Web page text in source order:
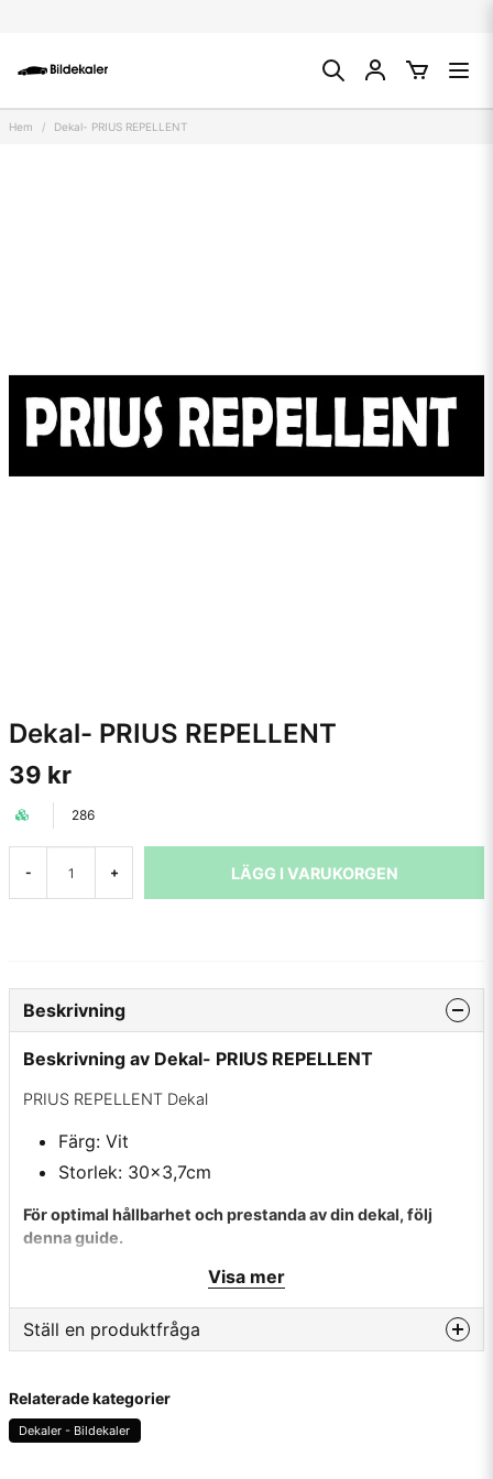
Hem Dekal- PRIUS REPELLENT
Dekal- PRIUS REPELLENT
39 kr
286
- + LÄGG I VARUKORGEN
Beskrivning
Beskrivning av Dekal- PRIUS REPELLENT
PRIUS REPELLENT Dekal
Färg: Vit
Storlek: 30x3,7cm
För optimal hållbarhet och prestanda av din dekal, följ
denna guide.
✔ Rengör först appliceringsytan noggrant för att undvika
✔ Använd värme på ytan om temperaturen är under 10
✔ Ta bort skyddspappret varsamt utan att dra med vinyl.
✔ Placera dekalen på önskad plats, tryck fast den ordentligt
Visa mer
Ställ en produktfråga
Fråga oss något om denna produkten...
Relaterade kategorier
Dekaler - Bildekaler